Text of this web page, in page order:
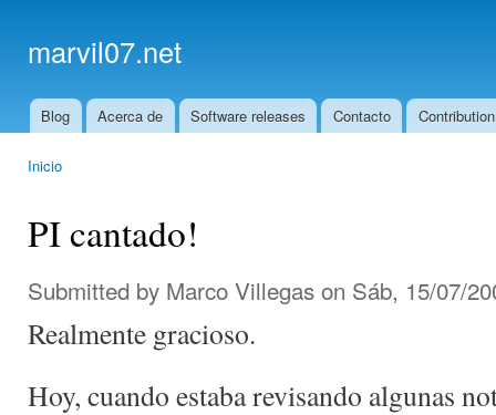
marvil07.net
Main menu
Blog Acerca de Software releases Contacto
Inicio
PI cantado!
Submitted by Marco Villegas on Sáb, 15/07/
Realmente gracioso.
Hoy, cuando estaba revisando algunas